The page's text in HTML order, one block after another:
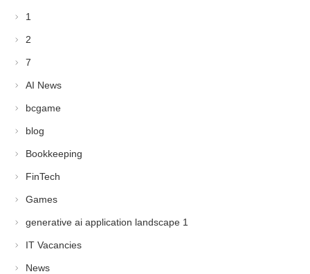
1
2
7
AI News
bcgame
blog
Bookkeeping
FinTech
Games
generative ai application landscape 1
IT Vacancies
News